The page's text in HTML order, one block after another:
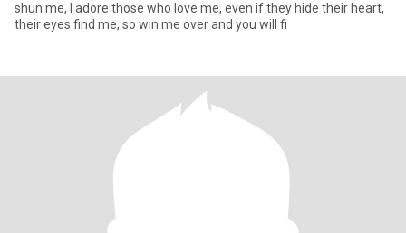
shun me, I adore those who love me, even if they hide their heart,
their eyes find me, so win me over and you will fi